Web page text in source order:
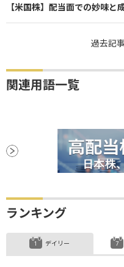
【米国株】配当面での妙味と
過去記
関連用語一覧
ランキング
デイリー